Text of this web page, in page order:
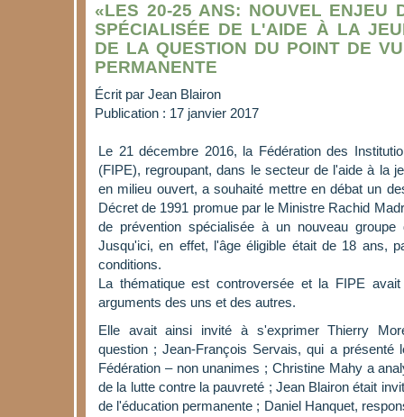
«LES 20-25 ANS: NOUVEL ENJEU
SPÉCIALISÉE DE L'AIDE À LA
DE LA QUESTION DU POINT DE
PERMANENTE
Écrit par Jean Blairon
Publication : 17 janvier 2017
Le 21 décembre 2016, la Fédération des
(FIPE), regroupant, dans le secteur de l'aide à la
en milieu ouvert, a souhaité mettre en débat un
Décret de 1991 promue par le Ministre Rachid
de prévention spécialisée à un nouveau
Jusqu'ici, en effet, l'âge éligible était de 18 ans,
conditions.
La thématique est controversée et la FIPE
arguments des uns et des autres.
Elle avait ainsi invité à s'exprimer Thierry
question ; Jean-François Servais, qui a
Fédération – non unanimes ; Christine Mahy a
de la lutte contre la pauvreté ; Jean Blairon était
de l'éducation permanente ; Daniel Hanquet,